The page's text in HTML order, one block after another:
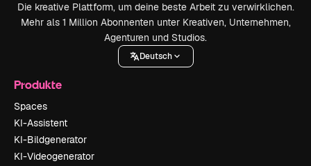
Die kreative Plattform, um deine beste Arbeit zu verwirklichen.
Mehr als 1 Million Abonnenten unter Kreativen, Unternehmen,
Agenturen und Studios.
Deutsch
Produkte
Spaces
KI-Assistent
KI-Bildgenerator
KI-Videogenerator